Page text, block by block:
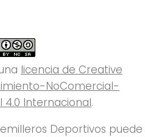
licencia de Creative
NoComercial-
4.0 Internacional.
Deportivos puede